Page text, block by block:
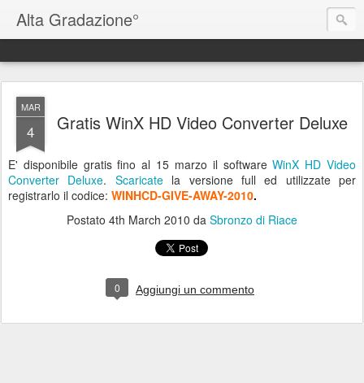
Alta Gradazione°
MAR
4 Gratis WinX HD Video Converter Deluxe
E' disponibile gratis fino al 15 marzo il softwareWinX HD Video
Converter Deluxe. Scaricatela versione full ed utilizzate per
registrarlo il codice: WINHCD-GIVE-AWAY-2010.
Postato 4th March 2010 da Sbronzo di Riace
0 Aggiungi un commento